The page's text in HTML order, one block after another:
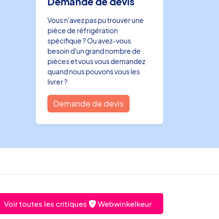
Vous n'avez pas pu trouver une
pièce de réfrigération
spécifique ? Ou avez-vous
besoin d'un grand nombre de
pièces et vous vous demandez
quand nous pouvons vous les
livrer ?
Demande de devis
Voir toutes les critiques Webwinkelkeur